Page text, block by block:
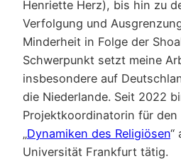
Henriette Herz), bis hin zu
Verfolgung und
Minderheit in Folge der
Schwerpunkt setzt meine
insbesondere auf
die Niederlande. Seit 2022
Projektkoordinatorin für
„Dynamiken des Religiösen“
Universität Frankfurt tätig.